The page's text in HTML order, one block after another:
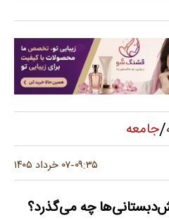
/جامعه
۰۹:۳۵-۰۷ خرداد ۱۴۰۵
چه می‌گذرد؟